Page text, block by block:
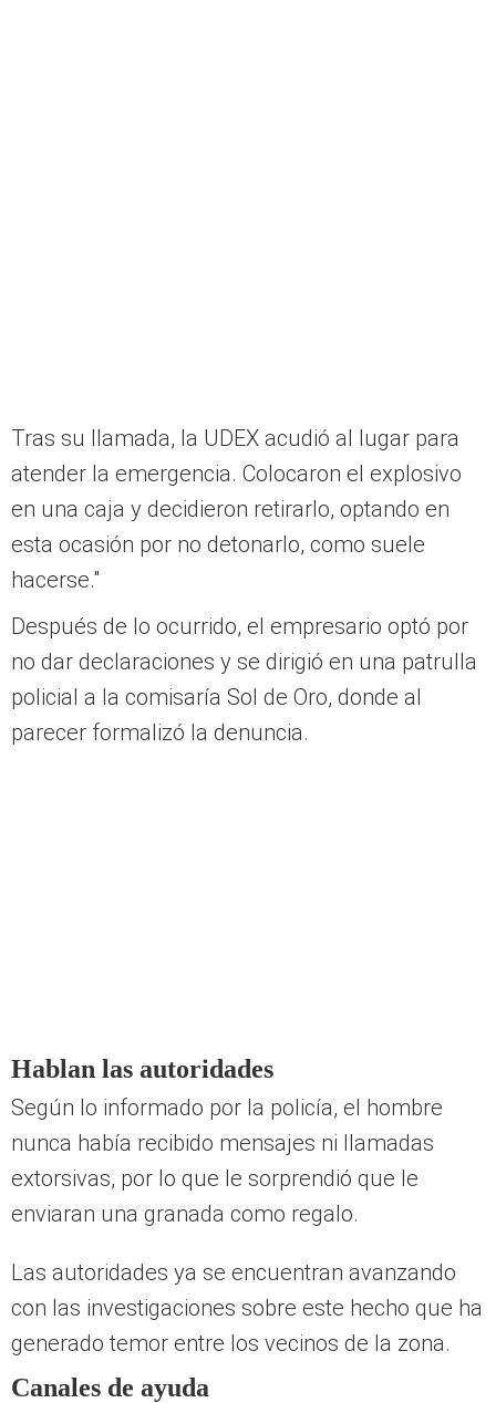
Tras su llamada, la UDEX acudió al lugar para
atender la emergencia. Colocaron el explosivo
en una caja y decidieron retirarlo, optando en
esta ocasión por no detonarlo, como suele
hacerse."
Después de lo ocurrido, el empresario optó por
no dar declaraciones y se dirigió en una patrulla
policial a la comisaría Sol de Oro, donde al
parecer formalizó la denuncia.
Hablan las autoridades
Según lo informado por la policía, el hombre
nunca había recibido mensajes ni llamadas
extorsivas, por lo que le sorprendió que le
enviaran una granada como regalo.
Las autoridades ya se encuentran avanzando
con las investigaciones sobre este hecho que ha
generado temor entre los vecinos de la zona.
Canales de ayuda